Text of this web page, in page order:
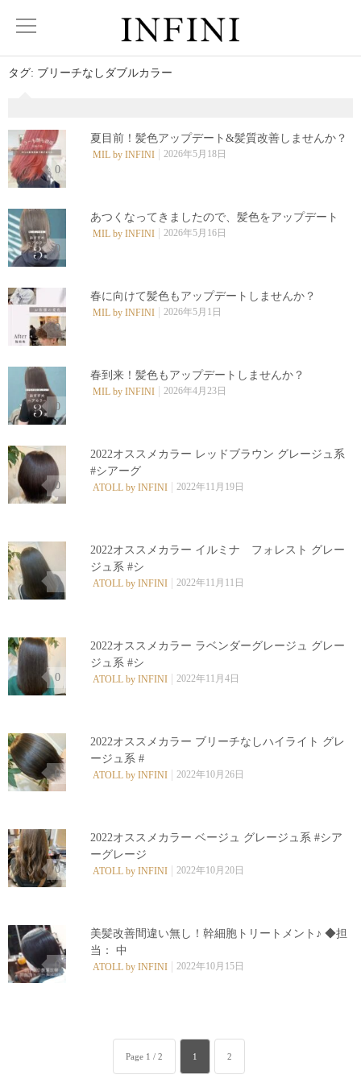
タグ: ブリーチなしダブルカラー
0
夏目前！髪色アップデート&髪質改善しませんか？
MIL by INFINI 2026年5月18日
0
あつくなってきましたので、髪色をアップデート
MIL by INFINI 2026年5月16日
0
春に向けて髪色もアップデートしませんか？
MIL by INFINI 2026年5月1日
0
春到来！髪色もアップデートしませんか？
MIL by INFINI 2026年4月23日
0
2022オススメカラー レッドブラウン グレージュ系
#シアーグ
ATOLL by INFINI 2022年11月19日
0
2022オススメカラー イルミナ フォレスト グレー
ジュ系 #シ
ATOLL by INFINI 2022年11月11日
0
2022オススメカラー ラベンダーグレージュ グレー
ジュ系 #シ
ATOLL by INFINI 2022年11月4日
0
2022オススメカラー ブリーチなしハイライト グレ
ージュ系 #
ATOLL by INFINI 2022年10月26日
0
2022オススメカラー ベージュ グレージュ系 #シア
ーグレージ
ATOLL by INFINI 2022年10月20日
0
美髪改善間違い無し！幹細胞トリートメント♪ ◆担
当： 中
ATOLL by INFINI 2022年10月15日
Page 1 / 2 1 2